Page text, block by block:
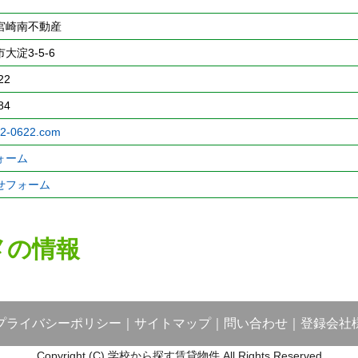
南不動産
大淀3-5-6
0622.com
ーム
フォーム
情報
ライバシーポリシー サイトマップ｜ 問い合わせ 登録会社